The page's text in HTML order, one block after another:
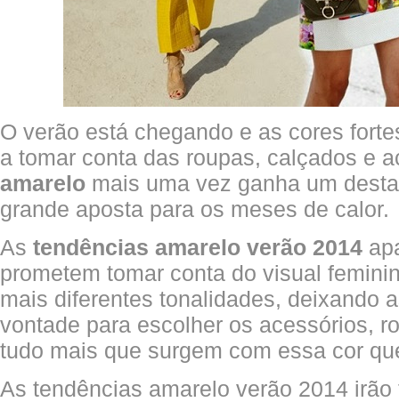
O verão está chegando e as cores
a tomar conta das roupas, calçados e
amarelo mais uma vez ganha um
grande aposta para os meses de calor.
As tendências amarelo verão 2014
prometem tomar conta do visual
mais diferentes tonalidades, deixando
vontade para escolher os acessórios,
tudo mais que surgem com essa cor
As tendências amarelo verão 2014